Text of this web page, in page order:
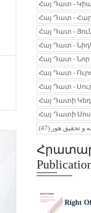
Հայ Դատ -
Հայ Դատ -
Հայ Դատ -
Հայ Դատ -
Հայ Դատ - Նոր
Հայ Դատ -
Հայ Դատ -
Հայ Դատի
Հայ Դատի
و تحقیق هور (47)
Right